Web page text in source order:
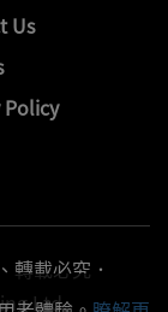
Us
Policy
轉載必究．
Ltd.